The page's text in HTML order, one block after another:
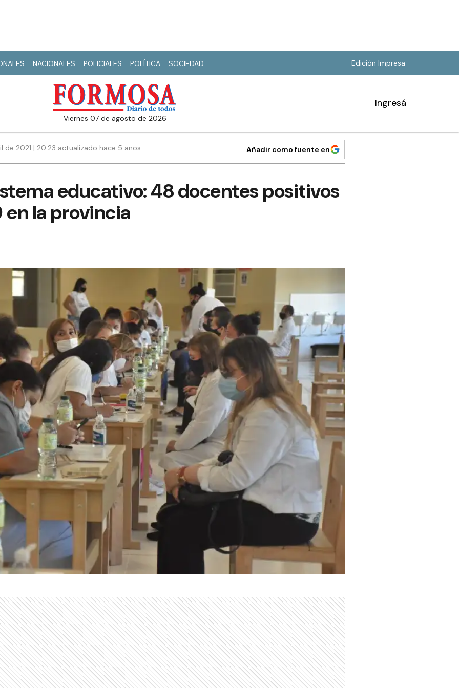
NACIONALES POLICIALES POLÍTICA SOCIEDAD Edición Impresa
viernes 07 de agosto de 2026
Ingresá
de 2021 | 20:23 actualizado hace 5 años Añadir como fuente en
educativo: 48 docentes positivos
la provincia